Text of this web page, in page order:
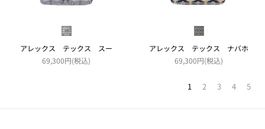
アレックス テックス スー
69,300円(税込)
アレックス テックス ナバホ
69,300円(税込)
1 2 3 4 5